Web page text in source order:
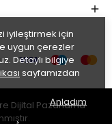
iyileştirmek için
uygun çerezler
Detaylı bilgiye
sayfamızdan
Anladım
Dijital Pazarlama